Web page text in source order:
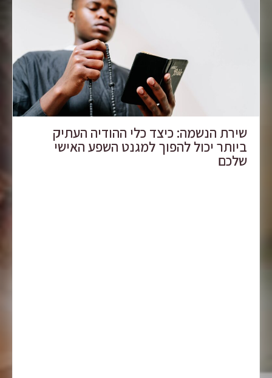
שירת הנשמה: כיצד כלי ההודיה העתיק
ביותר יכול להפוך למגנט השפע האישי
שלכם